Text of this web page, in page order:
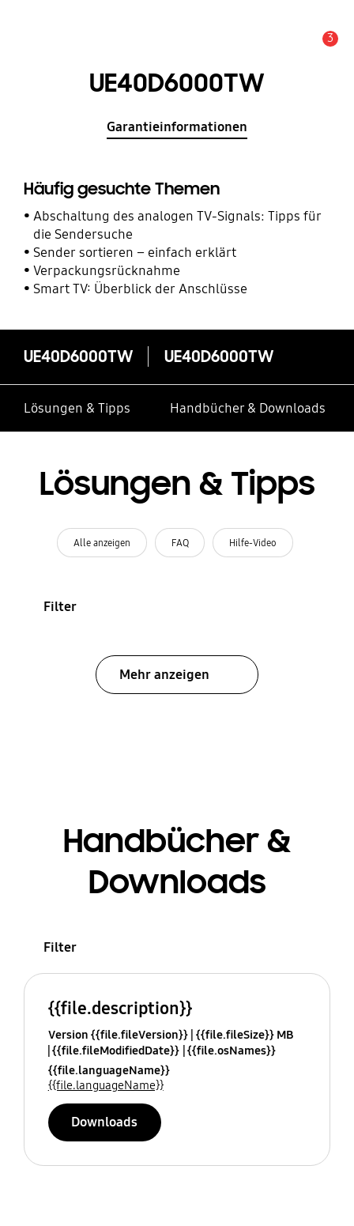
3
UE40D6000TW
Garantieinformationen
Häufig gesuchte Themen
Abschaltung des analogen TV-Signals: Tipps für
die Sendersuche
Sender sortieren – einfach erklärt
Verpackungsrücknahme
Smart TV: Überblick der Anschlüsse
UE40D6000TW UE40D6000TW
Lösungen & Tipps Handbücher & Downloads
Lösungen & Tipps
Alle anzeigen FAQ Hilfe-Video
Filter
Mehr anzeigen
Handbücher &
Downloads
Filter
{{file.description}}
Version {{file.fileVersion}} {{file.fileSize}} MB
{{file.fileModifiedDate}} {{file.osNames}}
{{file.languageName}}
{{file.languageName}}
Downloads